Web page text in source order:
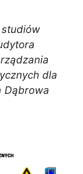
dla
Dąbrowa